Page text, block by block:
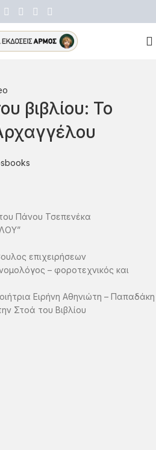
βιβλίου: Το
Πάνου Τσεπενέκα
επιχειρήσεων
– φοροτεχνικός και
Ειρήνη Αθηνιώτη – Παπαδάκη
Στοά του Βιβλίου